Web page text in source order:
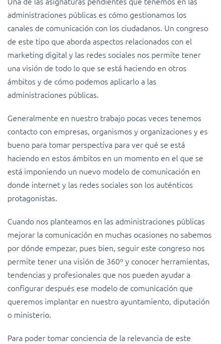
administraciones públicas es cómo gestionamos los
canales de comunicación con los ciudadanos. Un congreso
de este tipo que aborda aspectos relacionados con el
marketing digital y las redes sociales nos permite tener
una visión de todo lo que se está haciendo en otros
ámbitos y de cómo podemos aplicarlo a las
administraciones públicas.
Generalmente en nuestro trabajo pocas veces tenemos
contacto con empresas, organismos y organizaciones y es
bueno para tomar perspectiva para ver qué se está
haciendo en estos ámbitos en un momento en el que se
está imponiendo un nuevo modelo de comunicación en
donde internet y las redes sociales son los auténticos
protagonistas.
Cuando nos planteamos en las administraciones públicas
mejorar la comunicación en muchas ocasiones no sabemos
por dónde empezar, pues bien, seguir este congreso nos
permite tener una visión de 360º y conocer herramientas,
tendencias y profesionales que nos pueden ayudar a
configurar después ese modelo de comunicación que
queremos implantar en nuestro ayuntamiento, diputación
o ministerio.
Para poder tomar conciencia de la relevancia de este